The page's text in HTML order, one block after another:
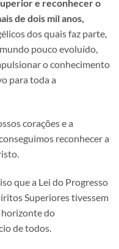
e reconhecer o
de dois mil anos,
dos quais faz parte,
pouco evoluído,
o conhecimento
para toda a
corações e a
reconhecer a
que a Lei do Progresso
Superiores tivessem
horizonte do
de todos.